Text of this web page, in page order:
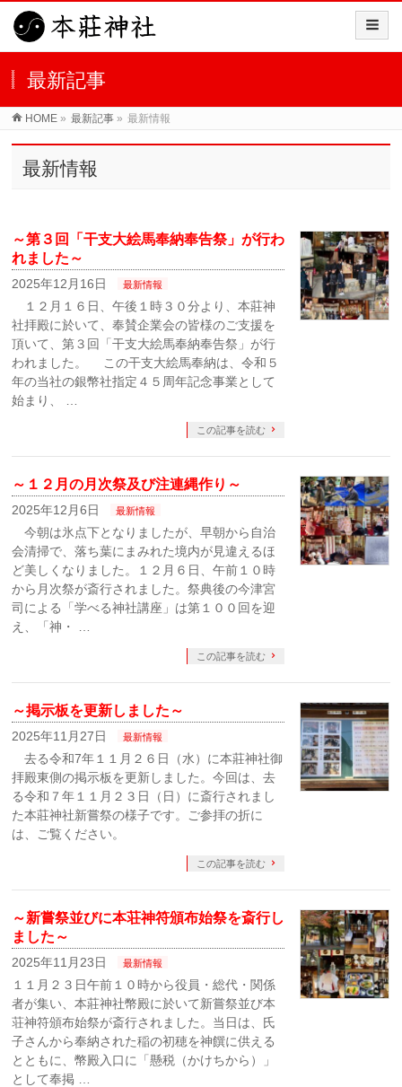
最新記事
HOME » 最新記事 » 最新情報
最新情報
～第３回「干支大絵馬奉納奉告祭」が行わ
れました～
2025年12月16日 最新情報
１２月１６日、午後１時３０分より、本莊神
社拝殿に於いて、奉賛企業会の皆様のご支援を
頂いて、第３回「干支大絵馬奉納奉告祭」が行
われました。 この干支大絵馬奉納は、令和５
年の当社の銀幣社指定４５周年記念事業として
始まり、 …
この記事を読む
～１２月の月次祭及び注連縄作り～
2025年12月6日 最新情報
今朝は氷点下となりましたが、早朝から自治
会清掃で、落ち葉にまみれた境内が見違えるほ
ど美しくなりました。１２月６日、午前１０時
から月次祭が斎行されました。祭典後の今津宮
司による「学べる神社講座」は第１００回を迎
え、「神・ …
この記事を読む
～掲示板を更新しました～
2025年11月27日 最新情報
去る令和7年１１月２６日（水）に本莊神社御
拝殿東側の掲示板を更新しました。今回は、去
る令和７年１１月２３日（日）に斎行されまし
た本莊神社新嘗祭の様子です。ご参拝の折に
は、ご覧ください。
この記事を読む
～新嘗祭並びに本荘神符頒布始祭を斎行し
ました～
2025年11月23日 最新情報
１１月２３日午前１０時から役員・総代・関係
者が集い、本莊神社幣殿に於いて新嘗祭並び本
荘神符頒布始祭が斎行されました。当日は、氏
子さんから奉納された稲の初穂を神饌に供える
とともに、幣殿入口に「懸税（かけちから）」
として奉掲 …